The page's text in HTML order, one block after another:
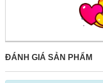
ĐÁNH GIÁ SẢN PHẨM